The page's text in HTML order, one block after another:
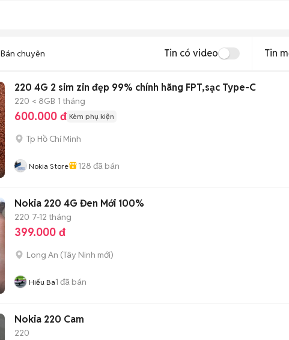
Bán chuyên Tin có video Tin
220 4G 2 sim zin đẹp 99% chính hãng FPT,sạc Type-C
220 < 8GB 1 tháng
600.000 đ Kèm phụ kiện
Tp Hồ Chí Minh
Nokia Store 128 đã bán
Nokia 220 4G Đen Mới 100%
220 7-12 tháng
399.000 đ
Long An (Tây Ninh mới)
Hiếu Ba1 đã bán
Nokia 220 Cam
220